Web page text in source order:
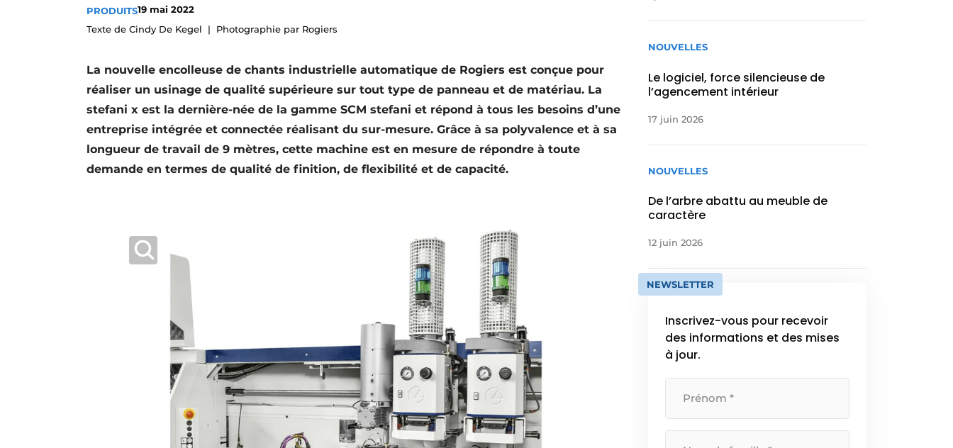
Podcasts
S’inscrire à l’événement
S’inscrire
S’inscrire
Termes et conditions
PRODUITS19 mai 2022
Texte de Cindy De Kegel
Photographie par Rogiers
La nouvelle encolleuse de chants industrielle automatique de Rogiers est conçue pour
réaliser un usinage de qualité supérieure sur tout type de panneau et de matériau. La
stefani x est la dernière-née de la gamme SCM stefani et répond à tous les besoins d’une
entreprise intégrée et connectée réalisant du sur-mesure. Grâce à sa polyvalence et à sa
longueur de travail de 9 mètres, cette machine est en mesure de répondre à toute
demande en termes de qualité de finition, de flexibilité et de capacité.
NOUVELLES
Le logiciel, force silencieuse de
l’agencement intérieur
17 juin 2026
NOUVELLES
De l’arbre abattu au meuble de
caractère
12 juin 2026
NEWSLETTER
Inscrivez-vous pour recevoir
des informations et des mises
à jour.